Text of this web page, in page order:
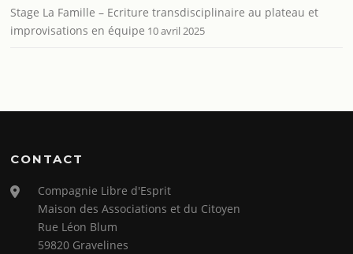
Stage La Famille – Ecriture transdisciplinaire au plateau et
improvisations en équipe 10 avril 2025
CONTACT
Compagnie Libre d'Esprit
Maison des Associations et du Citoyen
Rue Léon Blum
59820 Gravelines